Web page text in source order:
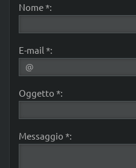
Nome *:
E-mail *:
Oggetto *:
Messaggio *: